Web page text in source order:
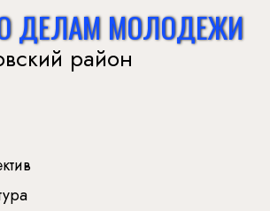
ДЕЛАМ МОЛОДЕЖИ
район